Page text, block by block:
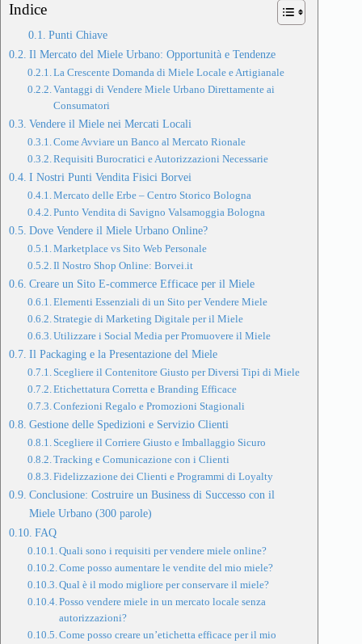
Indice
Punti Chiave
Il Mercato del Miele Urbano: Opportunità e Tendenze
La Crescente Domanda di Miele Locale e Artigianale
Vantaggi di Vendere Miele Urbano Direttamente ai
Consumatori
Vendere il Miele nei Mercati Locali
Come Avviare un Banco al Mercato Rionale
Requisiti Burocratici e Autorizzazioni Necessarie
I Nostri Punti Vendita Fisici Borvei
Mercato delle Erbe – Centro Storico Bologna
Punto Vendita di Savigno Valsamoggia Bologna
Dove Vendere il Miele Urbano Online?
Marketplace vs Sito Web Personale
Il Nostro Shop Online: Borvei.it
Creare un Sito E-commerce Efficace per il Miele
Elementi Essenziali di un Sito per Vendere Miele
Strategie di Marketing Digitale per il Miele
Utilizzare i Social Media per Promuovere il Miele
Il Packaging e la Presentazione del Miele
Scegliere il Contenitore Giusto per Diversi Tipi di Miele
Etichettatura Corretta e Branding Efficace
Confezioni Regalo e Promozioni Stagionali
Gestione delle Spedizioni e Servizio Clienti
Scegliere il Corriere Giusto e Imballaggio Sicuro
Tracking e Comunicazione con i Clienti
Fidelizzazione dei Clienti e Programmi di Loyalty
Conclusione: Costruire un Business di Successo con il
Miele Urbano (300 parole)
FAQ
Quali sono i requisiti per vendere miele online?
Come posso aumentare le vendite del mio miele?
Qual è il modo migliore per conservare il miele?
Posso vendere miele in un mercato locale senza
autorizzazioni?
Come posso creare un’etichetta efficace per il mio